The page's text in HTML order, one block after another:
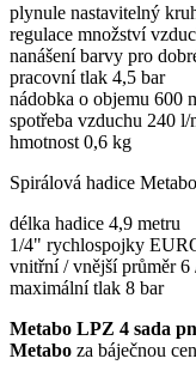
plynule nastavitelný
regulace množství
nanášení barvy pro
pracovní tlak 4,5 bar
nádobka o objemu 600
spotřeba vzduchu 240 l/
hmotnost 0,6 kg
Spirálová hadice
délka hadice 4,9 metru
1/4" rychlospojky
vnitřní / vnější průměr 6
maximální tlak 8 bar
Metabo LPZ 4 sada
Metabo za báječnou